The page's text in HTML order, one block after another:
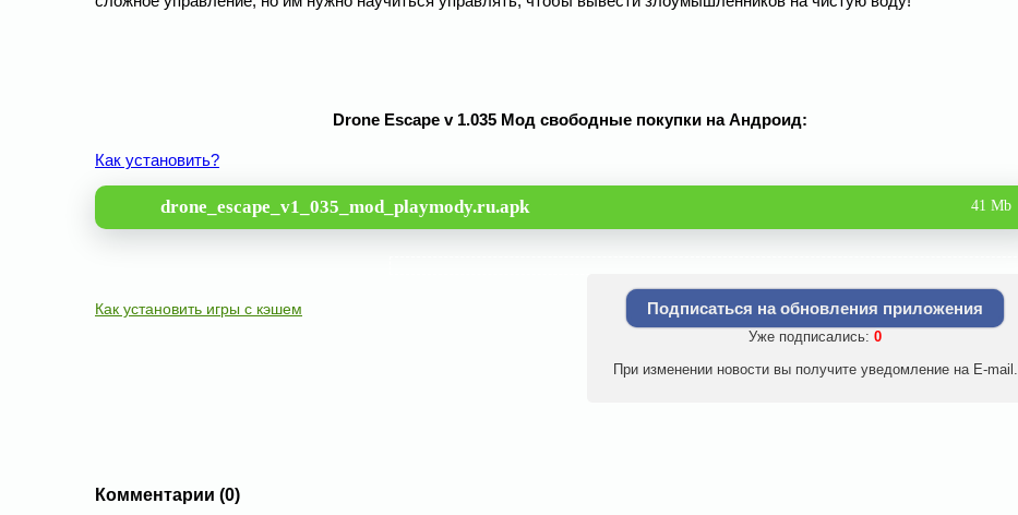
Drone Escape v 1.035 Мод свободные покупки на Андроид:
Как установить?
drone_escape_v1_035_mod_playmody.ru.apk 41 Mb
Как установить игры с кэшем Подписаться на обновления приложения
Уже подписались: 0
При изменении новости вы получите уведомление на E-mail.
Комментарии (0)